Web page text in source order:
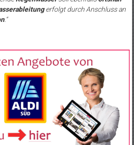
erfolgt durch Anschluss an
.“